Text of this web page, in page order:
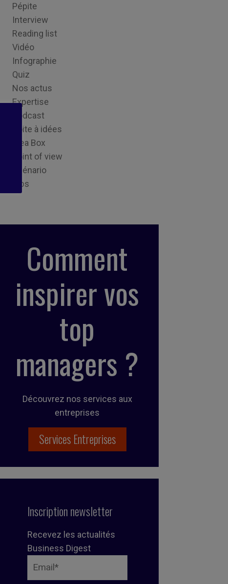
Pépite
Interview
Reading list
Vidéo
Infographie
Quiz
Nos actus
Expertise
Podcast
Boite à idées
Idea Box
Point of view
Scénario
Tips
Comment
inspirer vos
top
managers ?
Découvrez nos services aux
entreprises
Services Entreprises
Inscription newsletter
Recevez les actualités
Business Digest